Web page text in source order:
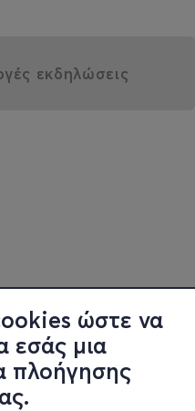
ώστε να
εσάς μια
πλοήγησης
εκδηλώσεις